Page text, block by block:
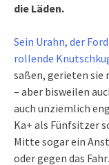
die Läden.
Sein Urahn, der
rollende
saßen, gerieten sie
– aber bisweilen
auch unziemlich
Ka+ als Fünfsitzer
Mitte sogar ein
oder gegen das